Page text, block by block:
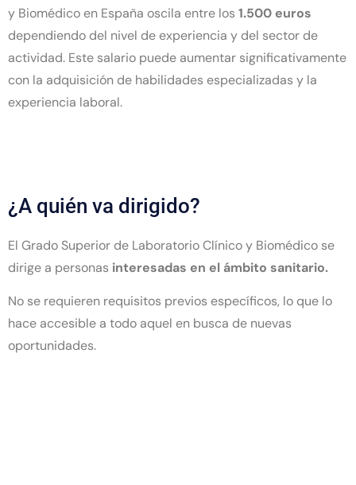
y Biomédico en España oscila entre los1.500 euros
dependiendo del nivel de experiencia y del sector de
actividad. Este salario puede aumentar significativamente
con la adquisición de habilidades especializadas y la
experiencia laboral.
¿A quién va dirigido?
El Grado Superior de Laboratorio Clínico y Biomédico se
dirige a personas interesadas en el ámbito sanitario.
No se requieren requisitos previos específicos, lo que lo
hace accesible a todo aquel en busca de nuevas
oportunidades.